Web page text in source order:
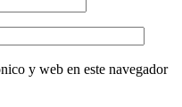
y web en este navegador